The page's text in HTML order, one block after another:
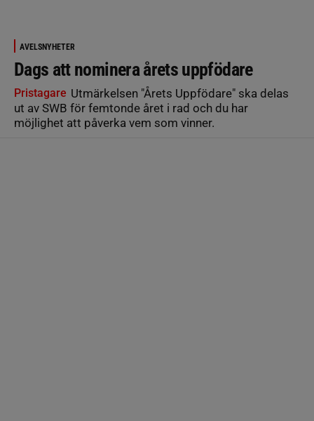
AVELSNYHETER
Dags att nominera årets uppfödare
Pristagare Utmärkelsen "Årets Uppfödare" ska delas
ut av SWB för femtonde året i rad och du har
möjlighet att påverka vem som vinner.